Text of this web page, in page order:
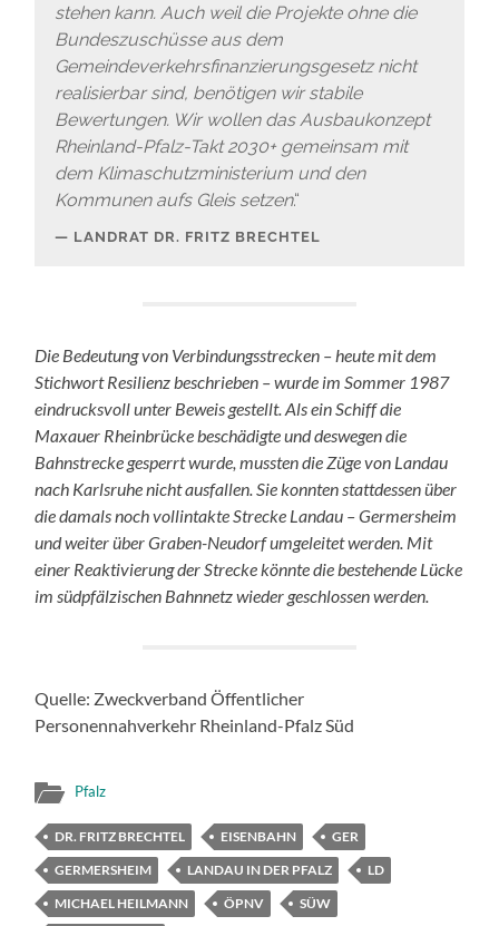
stehen kann. Auch weil die Projekte ohne die
Bundeszuschüsse aus dem
Gemeindeverkehrsfinanzierungsgesetz nicht
realisierbar sind, benötigen wir stabile
Bewertungen. Wir wollen das Ausbaukonzept
Rheinland-Pfalz-Takt 2030+ gemeinsam mit
dem Klimaschutzministerium und den
Kommunen aufs Gleis setzen.“
LANDRAT DR. FRITZ BRECHTEL
Die Bedeutung von Verbindungsstrecken – heute mit dem
Stichwort Resilienz beschrieben – wurde im Sommer 1987
eindrucksvoll unter Beweis gestellt. Als ein Schiff die
Maxauer Rheinbrücke beschädigte und deswegen die
Bahnstrecke gesperrt wurde, mussten die Züge von Landau
nach Karlsruhe nicht ausfallen. Sie konnten stattdessen über
die damals noch vollintakte Strecke Landau – Germersheim
und weiter über Graben-Neudorf umgeleitet werden. Mit
einer Reaktivierung der Strecke könnte die bestehende Lücke
im südpfälzischen Bahnnetz wieder geschlossen werden.
Quelle: Zweckverband Öffentlicher
Personennahverkehr Rheinland-Pfalz Süd
Pfalz
DR. FRITZ BRECHTEL EISENBAHN
GER
GERMERSHEIM
LANDAU IN DER PFALZ
LD
MICHAEL HEILMANN
ÖPNV
SÜW